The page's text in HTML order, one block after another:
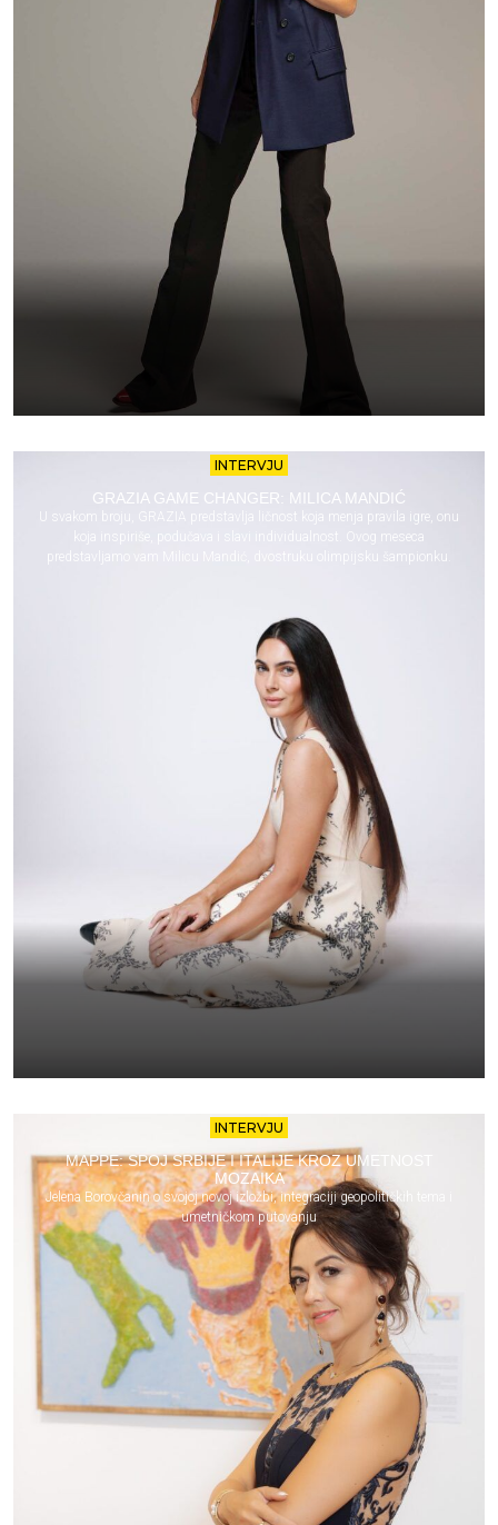
INTERVJU
GRAZIA GAME CHANGER: MILICA MANDIĆ
U svakom broju, GRAZIA predstavlja ličnost koja menja pravila igre, onu
koja inspiriše, podučava i slavi individualnost. Ovog meseca
predstavljamo vam Milicu Mandić, dvostruku olimpijsku šampionku.
INTERVJU
MAPPE: SPOJ SRBIJE I ITALIJE KROZ UMETNOST
MOZAIKA
Jelena Borovčanin o svojoj novoj izložbi, integraciji geopolitičkih tema i
umetničkom putovanju